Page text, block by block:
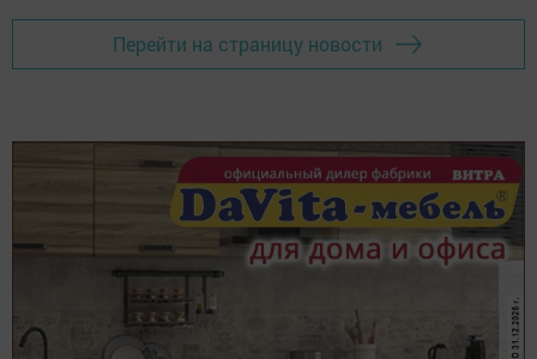
Перейти на страницу новости